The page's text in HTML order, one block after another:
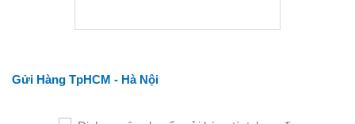
Gửi Hàng TpHCM - Hà Nội